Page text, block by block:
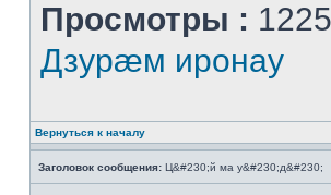
Просмотры :
Дзурæм иронау
Вернуться к началу
Заголовок сообщения: Ц&#230;й ма у&#230;д&#230;